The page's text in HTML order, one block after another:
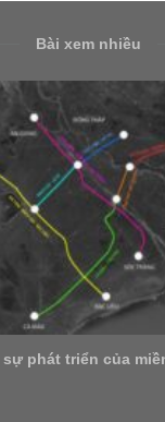
Bài xem nhiều
working space giá tốt